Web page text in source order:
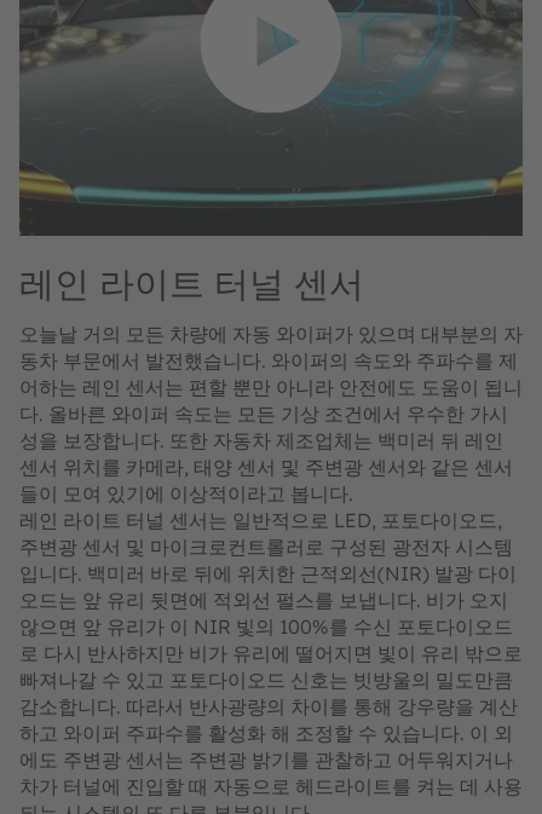
레인 라이트 터널 센서
오늘날 거의 모든 차량에 자동 와이퍼가 있으며 대부분의 자
동차 부문에서 발전했습니다. 와이퍼의 속도와 주파수를 제
어하는 레인 센서는 편할 뿐만 아니라 안전에도 도움이 됩니
다. 올바른 와이퍼 속도는 모든 기상 조건에서 우수한 가시
성을 보장합니다. 또한 자동차 제조업체는 백미러 뒤 레인
센서 위치를 카메라, 태양 센서 및 주변광 센서와 같은 센서
들이 모여 있기에 이상적이라고 봅니다.
레인 라이트 터널 센서는 일반적으로 LED, 포토다이오드,
주변광 센서 및 마이크로컨트롤러로 구성된 광전자 시스템
입니다. 백미러 바로 뒤에 위치한 근적외선(NIR) 발광 다이
오드는 앞 유리 뒷면에 적외선 펄스를 보냅니다. 비가 오지
않으면 앞 유리가 이 NIR 빛의 100%를 수신 포토다이오드
로 다시 반사하지만 비가 유리에 떨어지면 빛이 유리 밖으로
빠져나갈 수 있고 포토다이오드 신호는 빗방울의 밀도만큼
감소합니다. 따라서 반사광량의 차이를 통해 강우량을 계산
하고 와이퍼 주파수를 활성화 해 조정할 수 있습니다. 이 외
에도 주변광 센서는 주변광 밝기를 관찰하고 어두워지거나
차가 터널에 진입할 때 자동으로 헤드라이트를 켜는 데 사용